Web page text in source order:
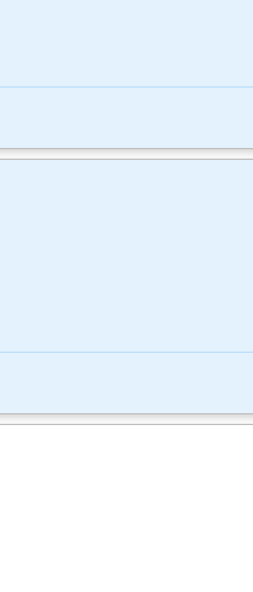
zgodnie z dokumentacją;
(Bacci, Fanum) prowadzenie